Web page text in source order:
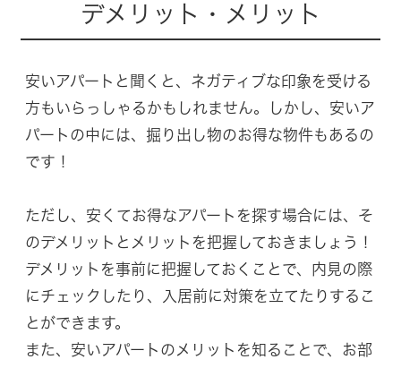
デメリット・メリット
安いアパートと聞くと、ネガティブな印象を受ける
方もいらっしゃるかもしれません。しかし、安いア
パートの中には、掘り出し物のお得な物件もあるの
です！
ただし、安くてお得なアパートを探す場合には、そ
のデメリットとメリットを把握しておきましょう！
デメリットを事前に把握しておくことで、内見の際
にチェックしたり、入居前に対策を立てたりするこ
とができます。
また、安いアパートのメリットを知ることで、お部